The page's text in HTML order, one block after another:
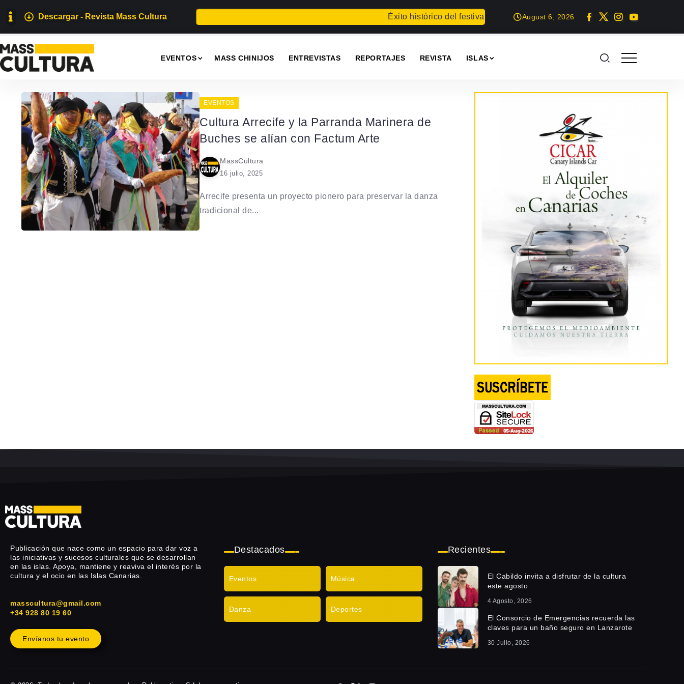
Descargar - Revista Mass Cultura Éxito histórico del festival en Gran CanariaProyección del documental: Las
August 6, 2026
EVENTOS MASS CHINIJOS ENTREVISTAS REPORTAJES REVISTA ISLAS
EVENTOS
Cultura Arrecife y la Parranda Marinera de
Buches se alían con Factum Arte
MassCultura
16 julio, 2025
Arrecife presenta un proyecto pionero para preservar la danza
tradicional de...
Publicación que nace como un espacio para dar voz a
las iniciativas y sucesos culturales que se desarrollan
en las islas. Apoya, mantiene y reaviva el interés por la
cultura y el ocio en las Islas Canarias.
masscultura@gmail.com
+34 928 80 19 60
Envíanos tu evento
Destacados
Eventos Música
Danza Deportes
Recientes
El Cabildo invita a disfrutar de la cultura
este agosto
4 Agosto, 2026
El Consorcio de Emergencias recuerda las
claves para un baño seguro en Lanzarote
30 Julio, 2026